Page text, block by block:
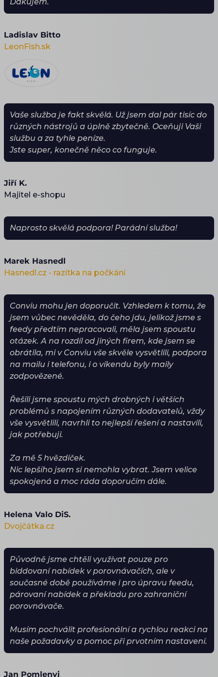
Ladislav Bitto
LeonFish.sk
Vaše služba je fakt skvělá. Už jsem dal pár tisíc do
různých nástrojů a úplně zbytečně. Oceňuji Vaši
službu a za tyhle peníze.
Jste super, konečně něco co funguje.
Jiří K.
Majitel e-shopu
Naprosto skvělá podpora! Parádní služba!
Marek Hasnedl
Hasnedl.cz - razítka na počkání
Conviu mohu jen doporučit. Vzhledem k tomu, že
jsem vůbec nevěděla, do čeho jdu, jelikož jsme s
feedy předtím nepracovali, měla jsem spoustu
otázek. A na rozdíl od jiných firem, kde jsem se
obrátila, mi v Conviu vše skvěle vysvětlili, podpora
na mailu i telefonu, i o víkendu byly maily
zodpovězené.
Řešili jsme spoustu mých drobných i větších
problémů s napojením různých dodavatelů, vždy
vše vysvětlili, navrhli to nejlepší řešení a nastavili,
jak potřebuji.
Za mě 5 hvězdiček.
Nic lepšího jsem si nemohla vybrat. Jsem velice
spokojená a moc ráda doporučím dále.
Helena Valo DiS.
Dvojčátka.cz
Původně jsme chtěli využívat pouze pro
biddovaní nabídek v porovnávačích, ale v
současné době používáme i pro úpravu feedu,
párovaní nabídek a překladu pro zahraniční
porovnávače.
Musím pochválit profesionální a rychlou reakci na
naše požadavky a pomoc při prvotním nastavení.
Jan Pomlenyi